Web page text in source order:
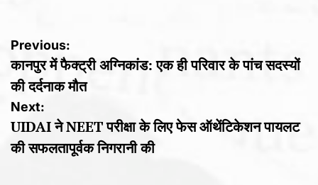
Post
navigation
Previous:
कानपुर में फैक्ट्री अग्निकांड: एक ही परिवार के पांच सदस्यों
की दर्दनाक मौत
Next:
UIDAI ने NEET परीक्षा के लिए फेस ऑथेंटिकेशन पायलट
की सफलतापूर्वक निगरानी की